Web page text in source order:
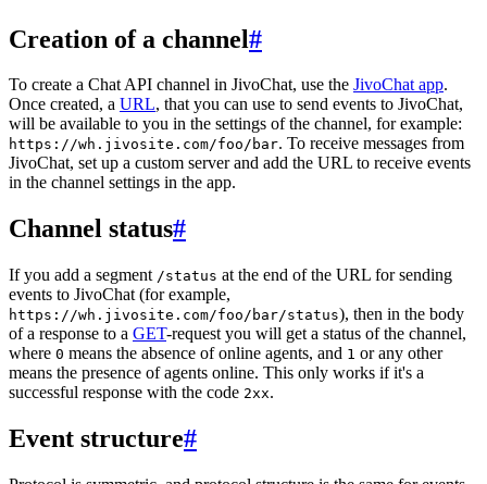
Creation of a channel#
To create a Chat API channel in JivoChat, use the JivoChat app.
Once created, a URL, that you can use to send events to JivoChat,
will be available to you in the settings of the channel, for example:
https://wh.jivosite.com/foo/bar. To receive messages from
JivoChat, set up a custom server and add the URL to receive events
in the channel settings in the app.
Channel status#
If you add a segment /status at the end of the URL for sending
events to JivoChat (for example,
https://wh.jivosite.com/foo/bar/status), then in the body
of a response to a GET-request you will get a status of the channel,
where 0 means the absence of online agents, and 1 or any other
means the presence of agents online. This only works if it's a
successful response with the code 2xx.
Event structure#